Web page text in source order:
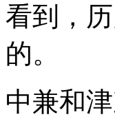
看到，
的。
中兼和